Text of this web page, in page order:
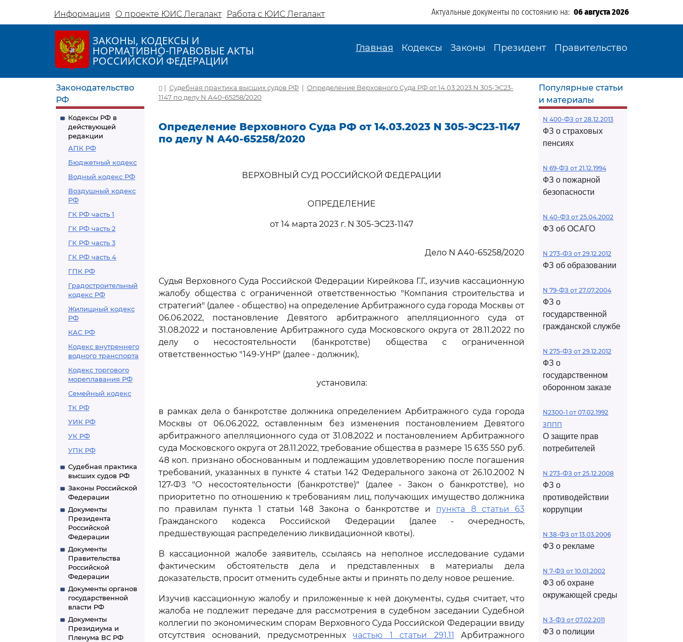
Информация О проекте ЮИС Легалакт Работа с ЮИС Легалакт Актуальные документы по состоянию на: 06 августа 2026
ЗАКОНЫ, КОДЕКСЫ И
НОРМАТИВНО-ПРАВОВЫЕ АКТЫ
РОССИЙСКОЙ ФЕДЕРАЦИИ
Главная Кодексы Законы Президент Правительство
Законодательство
РФ
Кодексы РФ в
действующей
редакции
АПК РФ
Бюджетный кодекс
Водный кодекс РФ
Воздушный кодекс
РФ
ГК РФ часть 1
ГК РФ часть 2
ГК РФ часть 3
ГК РФ часть 4
ГПК РФ
Градостроительный
кодекс РФ
Жилищный кодекс
РФ
КАС РФ
Кодекс внутреннего
водного транспорта
Кодекс торгового
мореплавания РФ
Семейный кодекс
ТК РФ
УИК РФ
УК РФ
УПК РФ
Судебная практика
высших судов РФ
Законы Российской
Федерации
Документы
Президента
Российской
Федерации
Документы
Правительства
Российской
Федерации
Документы органов
государственной
власти РФ
Документы
Президиума и
Пленума ВС РФ
| Судебная практика высших судов РФ | Определение Верховного Суда РФ от 14.03.2023 N 305-ЭС23-
1147 по делу N А40-65258/2020
Определение Верховного Суда РФ от 14.03.2023 N 305-ЭС23-1147
по делу N А40-65258/2020
ВЕРХОВНЫЙ СУД РОССИЙСКОЙ ФЕДЕРАЦИИ
ОПРЕДЕЛЕНИЕ
от 14 марта 2023 г. N 305-ЭС23-1147
Дело N А40-65258/2020
Судья Верховного Суда Российской Федерации Кирейкова Г.Г., изучив кассационную
жалобу общества с ограниченной ответственностью "Компания строительства и
стратегий" (далее - общество) на определение Арбитражного суда города Москвы от
06.06.2022, постановление Девятого арбитражного апелляционного суда от
31.08.2022 и постановление Арбитражного суда Московского округа от 28.11.2022 по
делу о несостоятельности (банкротстве) общества с ограниченной
ответственностью "149-УНР" (далее - должник),
установила:
в рамках дела о банкротстве должника определением Арбитражного суда города
Москвы от 06.06.2022, оставленным без изменения постановлением Девятого
арбитражного апелляционного суда от 31.08.2022 и постановлением Арбитражного
суда Московского округа от 28.11.2022, требование общества в размере 15 635 550 руб.
48 коп. признано обоснованным и подлежащим удовлетворению после погашения
требований, указанных в пункте 4 статьи 142 Федерального закона от 26.10.2002 N
127-ФЗ "О несостоятельности (банкротстве)" (далее - Закон о банкротстве), но
приоритетно по отношению к требованиям лиц, получающих имущество должника
по правилам пункта 1 статьи 148 Закона о банкротстве и пункта 8 статьи 63
Гражданского кодекса Российской Федерации (далее - очередность,
предшествующая распределению ликвидационной квоты).
В кассационной жалобе заявитель, ссылаясь на неполное исследование судами
фактическим обстоятельств дела и представленных в материалы дела
доказательств, просит отменить судебные акты и принять по делу новое решение.
Изучив кассационную жалобу и приложенные к ней документы, судья считает, что
жалоба не подлежит передаче для рассмотрения в судебном заседании Судебной
коллегии по экономическим спорам Верховного Суда Российской Федерации ввиду
отсутствия оснований, предусмотренныхчастью 1 статьи 291.11 Арбитражного
Популярные статьи
и материалы
N 400-ФЗ от 28.12.2013
ФЗ о страховых
пенсиях
N 69-ФЗ от 21.12.1994
ФЗ о пожарной
безопасности
N 40-ФЗ от 25.04.2002
ФЗ об ОСАГО
N 273-ФЗ от 29.12.2012
ФЗ об образовании
N 79-ФЗ от 27.07.2004
ФЗ о
государственной
гражданской службе
N 275-ФЗ от 29.12.2012
ФЗ о
государственном
оборонном заказе
N2300-1 от 07.02.1992
ЗППП
О защите прав
потребителей
N 273-ФЗ от 25.12.2008
ФЗ о
противодействии
коррупции
N 38-ФЗ от 13.03.2006
ФЗ о рекламе
N 7-ФЗ от 10.01.2002
ФЗ об охране
окружающей среды
N 3-ФЗ от 07.02.2011
ФЗ о полиции